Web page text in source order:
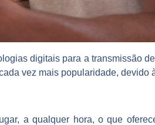
digitais para a transmissão
vez mais popularidade, devido
a qualquer hora, o que